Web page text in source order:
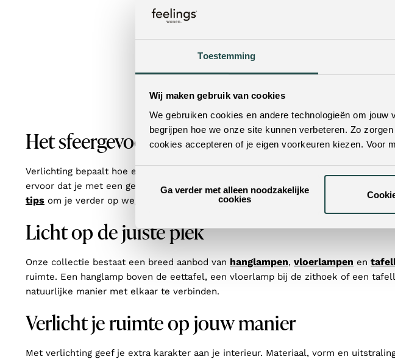
Toestemming
Wij maken gebruik van cookies
We gebruiken cookies en andere technologieën om
begrijpen hoe we onze site kunnen verbeteren. Zo
cookies accepteren of je eigen voorkeuren kiezen. Voor
Ga verder met alleen noodzakelijke
cookies
Het sfeergevoel van verlichting dat je mist
Verlichting bepaalt hoe een ruimte aanvoelt. Met de juiste lampen ontstaat
ervoor dat je met een gerust gevoel naar je interieur kijkt, op elk moment van de
tips om je verder op weg te helpen!
Licht op de juiste plek
Onze collectie bestaat een breed aanbod van hanglampen, vloerlampen en
ruimte. Een hanglamp boven de eettafel, een vloerlamp bij de zithoek of een
natuurlijke manier met elkaar te verbinden.
Verlicht je ruimte op jouw manier
Met verlichting geef je extra karakter aan je interieur. Materiaal, vorm en